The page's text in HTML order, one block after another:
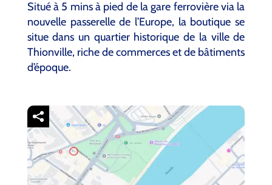
Situé à 5 mins à pied de la gare ferrovière via la
nouvelle passerelle de l’Europe, la boutique se
situe dans un quartier historique de la ville de
Thionville, riche de commerces et de bâtiments
d’époque.